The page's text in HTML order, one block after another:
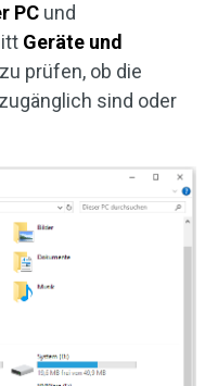
PC und
Geräte und
prüfen, ob die
sind oder